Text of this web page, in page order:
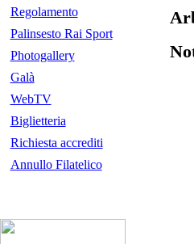
Regolamento
Palinsesto Rai Sport
Photogallery
Galà
WebTV
Biglietteria
Richiesta accrediti
Annullo Filatelico